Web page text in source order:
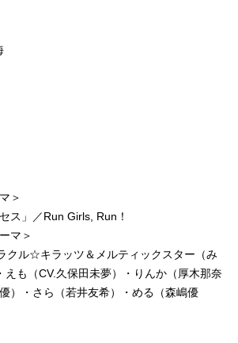
＞
ス」／Run Girls, Run！
マ＞
クル☆キラッツ＆メルティックスター（み
えも（CV.久保田未夢）・りんか（厚木那奈
）・さら（若井友希）・める（森嶋優